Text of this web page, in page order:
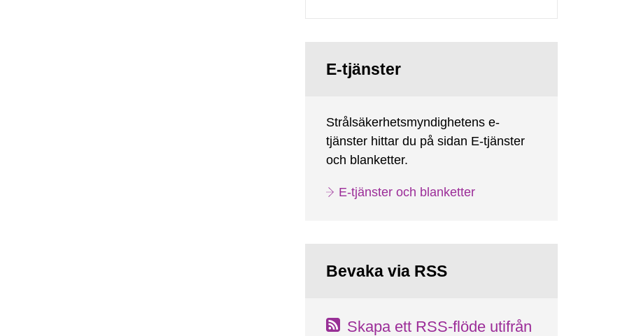
E-tjänster
Strålsäkerhetsmyndighetens e-
tjänster hittar du på sidan E-tjänster
och blanketter.
E-tjänster och blanketter
Bevaka via RSS
Skapa ett RSS-flöde utifrån